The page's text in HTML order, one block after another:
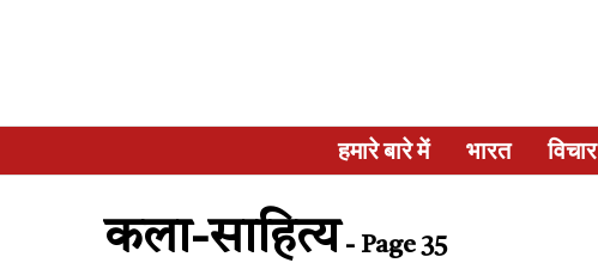
हमारे बारे में भारत विचार
कला-साहित्य - Page 35